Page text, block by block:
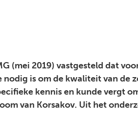
(mei 2019) vastgesteld dat
is om de kwaliteit van de
kennis en kunde vergt
van Korsakov. Uit het